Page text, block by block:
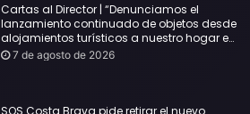
Cartas al Director | “Denunciamos el
lanzamiento continuado de objetos desde
alojamientos turísticos a nuestro hogar en
Lloret: Podría haber causado una
7 de agosto de 2026
SOS Costa Brava pide retirar el nuevo